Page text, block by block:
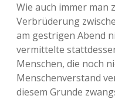
Wie auch immer man
Verbrüderung
am gestrigen Abend
vermittelte
Menschen, die noch
Menschenverstand
diesem Grunde